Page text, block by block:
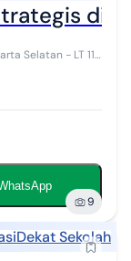
di
- LT 118
9
Dekat Sekolah